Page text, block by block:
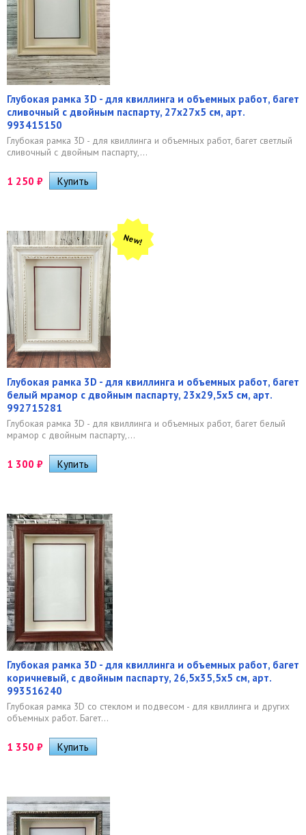
Глубокая рамка 3D - для квиллинга и объемных работ, багет
сливочный с двойным паспарту, 27х27х5 см, арт.
993415150
Глубокая рамка 3D - для квиллинга и объемных работ, багет светлый
сливочный с двойным паспарту,...
1 250 ₽
New!
Глубокая рамка 3D - для квиллинга и объемных работ, багет
белый мрамор с двойным паспарту, 23х29,5х5 см, арт.
992715281
Глубокая рамка 3D - для квиллинга и объемных работ, багет белый
мрамор с двойным паспарту,...
1 300 ₽
Глубокая рамка 3D - для квиллинга и объемных работ, багет
коричневый, с двойным паспарту, 26,5х35,5х5 см, арт.
993516240
Глубокая рамка 3D со стеклом и подвесом - для квиллинга и других
объемных работ. Багет...
1 350 ₽